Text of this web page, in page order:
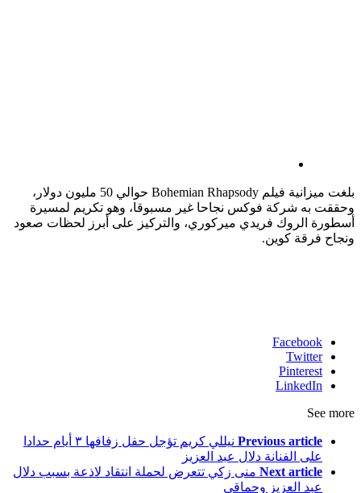
بلغت ميزانية فيلم Bohemian Rhapsody حوالي 50 مليون دولار،
وحققت به شركة فوكس نجاحا غير مسبوقا، وهو تكريم لمسيرة
أسطورة الروك فريدي ميركوري، والتركيز على أبرز لحظات صعود
ونجاح فرقة كوين.
Facebook
Twitter
Pinterest
LinkedIn
See more
Previous article
نيللي كريم تؤجل حفل زفافها ٣ أيام حدادا
على الفنانة دلال عبد العزيز
Next article منى زكي تتعرض لحملة انتقاد لاذعة بسبب دلال
عبد العزيز وحماقي